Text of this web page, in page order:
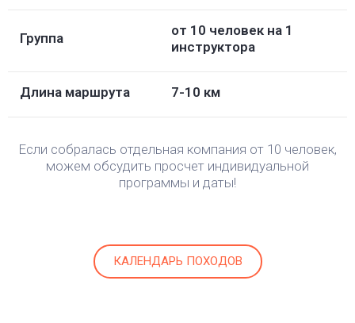
Группа
от 10 человек на 1
инструктора
Длина маршрута 7-10 км
Если собралась отдельная компания от 10 человек,
можем обсудить просчет индивидуальной
программы и даты!
КАЛЕНДАРЬ ПОХОДОВ